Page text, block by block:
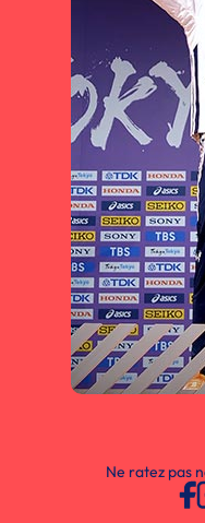
Ne ratez pas